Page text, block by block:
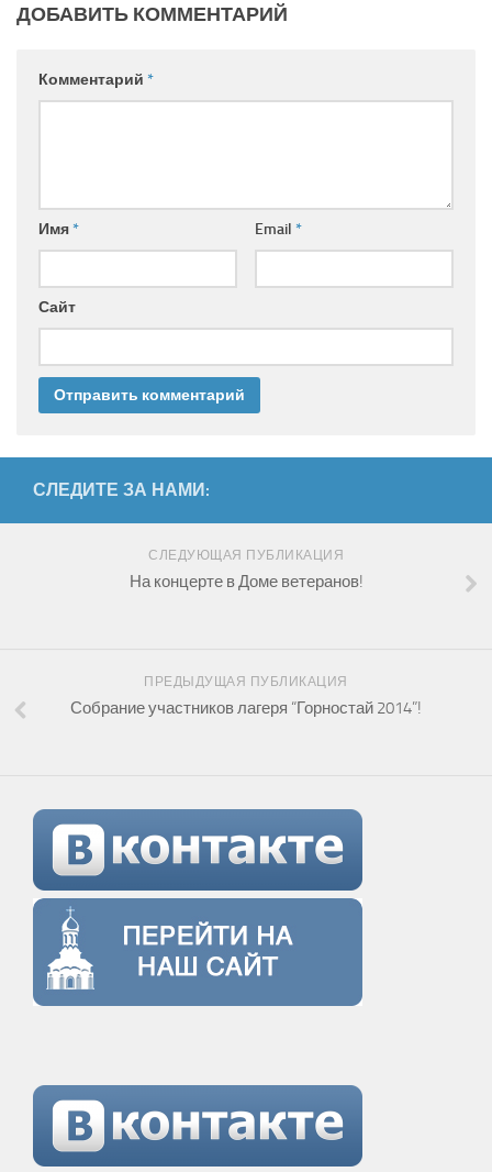
ДОБАВИТЬ КОММЕНТАРИЙ
Комментарий *
Имя* Email *
Сайт
СЛЕДИТЕ ЗА НАМИ:
СЛЕДУЮЩАЯ ПУБЛИКАЦИЯ
На концерте в Доме ветеранов!
ПРЕДЫДУЩАЯ ПУБЛИКАЦИЯ
Собрание участников лагеря “Горностай 2014”!